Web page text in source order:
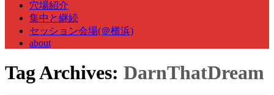
穴場紹介
集中と継続
セッション会場(＠横浜)
about
Tag Archives: DarnThatDream